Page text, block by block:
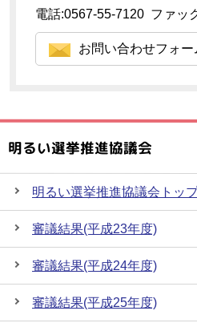
電話:0567-55-7120 ファッ
お問い合わせフォー
明るい選挙推進協議会
明るい選挙推進協議会トッ
審議結果(平成23年度)
審議結果(平成24年度)
審議結果(平成25年度)